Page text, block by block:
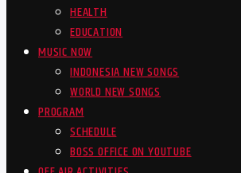
HEALTH
EDUCATION
MUSIC NOW
INDONESIA NEW SONGS
WORLD NEW SONGS
PROGRAM
SCHEDULE
BOSS OFFICE ON YOUTUBE